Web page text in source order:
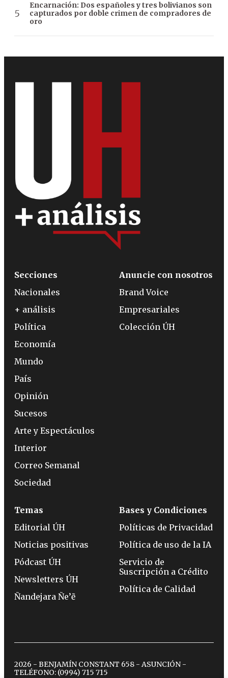
Encarnación: Dos españoles y tres bolivianos son
capturados por doble crimen de compradores de
oro
Secciones
Nacionales
+ análisis
Política
Economía
Mundo
País
Opinión
Sucesos
Arte y Espectáculos
Interior
Correo Semanal
Sociedad
Anuncie con nosotros
Brand Voice
Empresariales
Colección ÚH
Temas
Editorial ÚH
Noticias positivas
Pódcast ÚH
Newsletters ÚH
Ñandejara Ñe’ẽ
Bases y Condiciones
Políticas de Privacidad
Política de uso de la IA
Servicio de
Suscripción a Crédito
Política de Calidad
2026 - BENJAMÍN CONSTANT 658 - ASUNCIÓN -
TELÉFONO: (0994) 715 715